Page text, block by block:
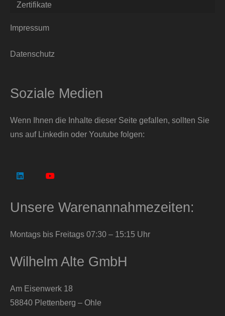
Zertifikate
Impressum
Datenschutz
Soziale Medien
Wenn Ihnen die Inhalte dieser Seite gefallen, sollten Sie
uns auf Linkedin oder Youtube folgen:
Unsere Warenannahmezeiten:
Montags bis Freitags 07:30 – 15:15 Uhr
Wilhelm Alte GmbH
Am Eisenwerk 18
58840 Plettenberg – Ohle